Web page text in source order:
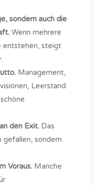
sondern auch die
Wenn mehrere
entstehen, steigt
Management,
Leerstand
den Exit. Das
gefallen, sondern
Voraus. Manche